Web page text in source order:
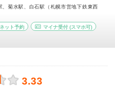
菊水駅、白石駅（札幌市営地下鉄東西
ネット予約 マイナ受付 (スマホ可)
3.33